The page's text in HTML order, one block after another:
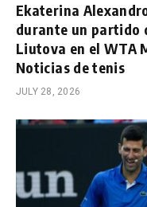
Ekaterina
durante un partido
Liutova en el WTA
Noticias de tenis
JULY 28, 2026